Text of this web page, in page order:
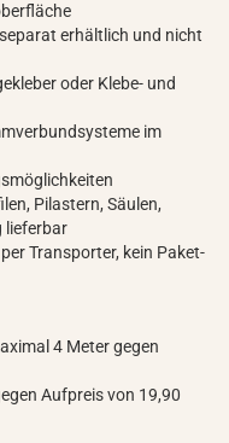
erhältlich und nicht
oder Klebe- und
im
Pilastern, Säulen,
lieferbar
Transporter, kein Paket-
4 Meter gegen
Aufpreis von 19,90